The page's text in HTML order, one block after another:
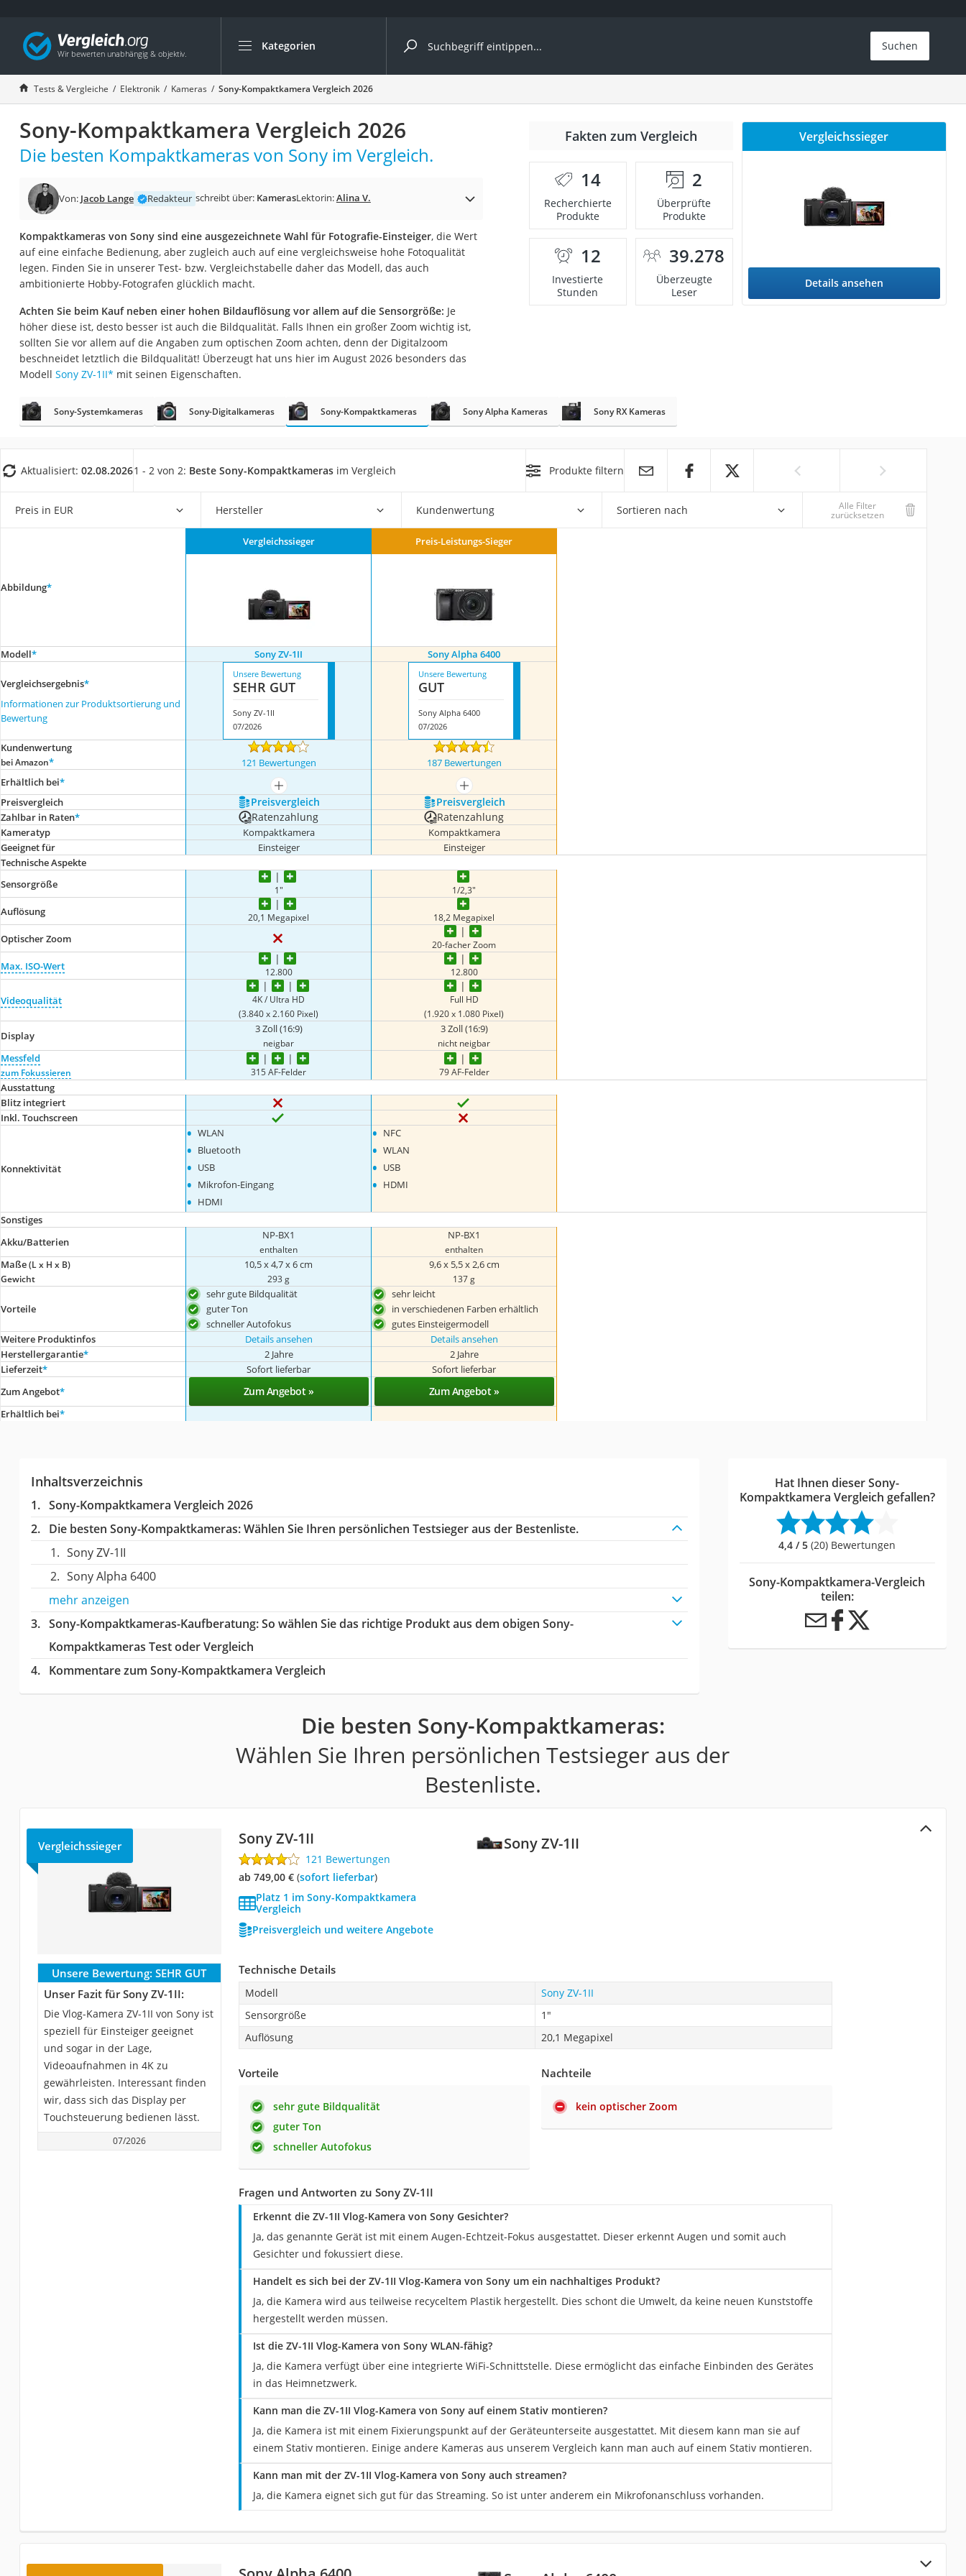
Kategorien
Die beliebtesten Vergleiche nach Kategorie
Elektronik
Powerstation
Monitor 32 Zoll 4K
Fernseher
Desktop-PC
Diascanner
Laser-Multifunktionsdrucker
Powerline-Adapter
Powerstation mit Solarpanel
Gaming-PC
Soundbar
17-Zoll-Laptop
Satellitenschüssel
Gaming-Headset
Tablets unter 200 Euro
Lichtwecker
Acer Aspire
Suchen
Tests & Vergleiche Elektronik Kameras Sony-Kompaktkamera Vergleich 2026
Sony-Kompaktkamera Vergleich 2026
Die besten Kompaktkameras von Sony im Vergleich.
Von: Jacob Lange Redakteur schreibt über: KamerasLektorin:Alina V.
Kompaktkameras von Sony sind eine ausgezeichnete Wahl für Fotografie-Einsteiger, die Wert
auf eine einfache Bedienung, aber zugleich auch auf eine vergleichsweise hohe Fotoqualität
legen. Finden Sie in unserer Test- bzw. Vergleichstabelle daher das Modell, das auch
ambitionierte Hobby-Fotografen glücklich macht.
Achten Sie beim Kauf neben einer hohen Bildauflösung vor allem auf die Sensorgröße: Je
höher diese ist, desto besser ist auch die Bildqualität. Falls Ihnen ein großer Zoom wichtig ist,
sollten Sie vor allem auf die Angaben zum optischen Zoom achten, denn der Digitalzoom
beschneidet letztlich die Bildqualität! Überzeugt hat uns hier im August 2026 besonders das
Modell Sony ZV-1II* mit seinen Eigenschaften.
Fakten zum Vergleich
14
Recherchierte
Produkte
2
Überprüfte
Produkte
12
Investierte
Stunden
39.278
Überzeugte
Leser
Vergleichssieger
Details ansehen
Sony-Systemkameras Sony-Digitalkameras Sony-Kompaktkameras Sony Alpha Kameras Sony RX Kameras
Aktualisiert: 02.08.20261 - 2 von 2: Beste Sony-Kompaktkameras im Vergleich Produkte filtern
Preis in EUR Hersteller Kundenwertung Sortieren nach Alle Filter
zurücksetzen
Abbildung*
Vergleichssieger Preis-Leistungs-Sieger
Modell* Sony ZV-1II Sony Alpha 6400
Vergleichsergebnis*
Informationen zur Produktsortierung und
Bewertung
Unsere Bewertung
SEHR GUT
Sony ZV-1II
07/2026
Unsere Bewertung
GUT
Sony Alpha 6400
07/2026
Kundenwertung
bei Amazon* 121 Bewertungen
187 Bewertungen
Erhältlich bei*
mehr anzeigen
mehr anzeigen
Preis­vergleich
Preis­vergleich Preis­vergleich
Zahlbar in Raten* Ratenzahlung Ratenzahlung
Kameratyp Kompaktkamera
Kompaktkamera
Geeignet für
Einsteiger
Einsteiger
Technische Aspekte
Sensorgröße
1" 1/2,3"
Auflösung 20,1 Megapixel 18,2 Megapixel
Optischer Zoom 20-facher Zoom
Max. ISO-Wert 12.800 12.800
Videoqualität
4K / Ultra HD
(3.840 x 2.160 Pixel)
Full HD
(1.920 x 1.080 Pixel)
Display
3 Zoll (16:9)
neigbar
3 Zoll (16:9)
nicht neigbar
Messfeld
zum Fokussieren 315 AF-Felder 79 AF-Felder
Ausstattung
Blitz integriert
Inkl. Touchscreen
Konnektivität
• WLAN
• Bluetooth
• USB
• Mikrofon-Eingang
• HDMI
• NFC
• WLAN
• USB
• HDMI
Sonstiges
Akku/Batterien
NP-BX1
enthalten
NP-BX1
enthalten
Maße(L x H x B)
Gewicht
10,5 x 4,7 x 6 cm
293 g
9,6 x 5,5 x 2,6 cm
137 g
Vorteile
sehr gute Bildqualität
guter Ton
schneller Autofokus
sehr leicht
in verschiedenen Farben erhältlich
gutes Einsteigermodell
Weitere Produktinfos
Details ansehen
Details ansehen
Herstellergarantie* 2 Jahre
2 Jahre
Lieferzeit* Sofort lieferbar
Sofort lieferbar
Zum Angebot* Zum Angebot » Zum Angebot »
Erhältlich bei*
Inhaltsverzeichnis
Sony-Kompaktkamera Vergleich 2026
Die besten Sony-Kompaktkameras:Wählen Sie Ihren persönlichen Testsieger aus der Bestenliste.
Sony ZV-1II
Sony Alpha 6400
mehr anzeigen
Sony-Kompaktkameras-Kaufberatung: So wählen Sie das richtige Produkt aus dem obigen Sony-
Kompaktkameras Test oder Vergleich
Kommentare zum Sony-Kompaktkamera Vergleich
Hat Ihnen dieser Sony-
Kompaktkamera Vergleich gefallen?
4,4 / 5 (20) Bewertungen
Sony-Kompaktkamera-Vergleich
teilen:
Die besten Sony-Kompaktkameras:
Wählen Sie Ihren persönlichen Testsieger aus der
Bestenliste.
Sony ZV-1II
Vergleichssieger Sony ZV-1II
121 Bewertungen
ab 749,00 €( Sofort lieferbar)
Platz 1 im Sony-Kompaktkamera
Vergleich
Preisvergleich und weitere Angebote
Unsere Bewertung: SEHR GUT
Unser Fazit für Sony ZV-1II:
Die Vlog-Kamera ZV-1II von Sony ist
speziell für Einsteiger geeignet
und sogar in der Lage,
Videoaufnahmen in 4K zu
gewährleisten. Interessant finden
wir, dass sich das Display per
Touchsteuerung bedienen lässt.
07/2026
Technische Details
Modell
Sony ZV-1II
Sensorgröße
1"
Auflösung
20,1 Megapixel
Vorteile
sehr gute Bildqualität
guter Ton
schneller Autofokus
Nachteile
kein optischer Zoom
Fragen und Antworten zu Sony ZV-1II
Erkennt die ZV-1II Vlog-Kamera von Sony Gesichter?
Ja, das genannte Gerät ist mit einem Augen-Echtzeit-Fokus ausgestattet. Dieser erkennt Augen und somit auch
Gesichter und fokussiert diese.
Handelt es sich bei der ZV-1II Vlog-Kamera von Sony um ein nachhaltiges Produkt?
Ja, die Kamera wird aus teilweise recyceltem Plastik hergestellt. Dies schont die Umwelt, da keine neuen Kunststoffe
hergestellt werden müssen.
Ist die ZV-1II Vlog-Kamera von Sony WLAN-fähig?
Ja, die Kamera verfügt über eine integrierte WiFi-Schnittstelle. Diese ermöglicht das einfache Einbinden des Gerätes
in das Heimnetzwerk.
Kann man die ZV-1II Vlog-Kamera von Sony auf einem Stativ montieren?
Ja, die Kamera ist mit einem Fixierungspunkt auf der Geräteunterseite ausgestattet. Mit diesem kann man sie auf
einem Stativ montieren. Einige andere Kameras aus unserem Vergleich kann man auch auf einem Stativ montieren.
Kann man mit der ZV-1II Vlog-Kamera von Sony auch streamen?
Ja, die Kamera eignet sich gut für das Streaming. So ist unter anderem ein Mikrofonanschluss vorhanden.